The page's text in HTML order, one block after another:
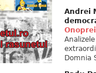
Andrei
Domnia